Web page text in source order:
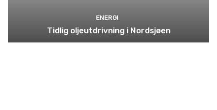
ENERGI
Tidlig oljeutdrivning i Nordsjøen